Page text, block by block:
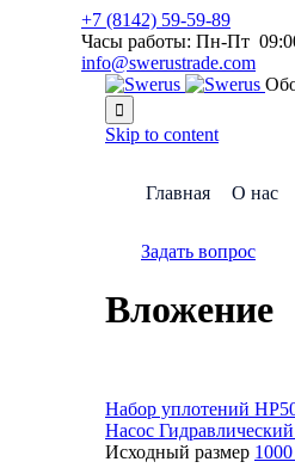
+7 (8142) 59-59-89
Часы работы: Пн-Пт
info@swerustrade.com

Skip to content
Главная О нас
Задать вопрос
Вложение
Набор уплотений
Насос
Исходный размер